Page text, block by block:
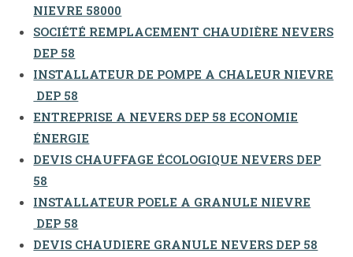
NIEVRE 58000
SOCIÉTÉ REMPLACEMENT CHAUDIÈRE NEVERS
DEP 58
INSTALLATEUR DE POMPE A CHALEUR NIEVRE
DEP 58
ENTREPRISE A NEVERS DEP 58 ECONOMIE
ÉNERGIE
DEVIS CHAUFFAGE ÉCOLOGIQUE NEVERS DEP
58
INSTALLATEUR POELE A GRANULE NIEVRE
DEP 58
DEVIS CHAUDIERE GRANULE NEVERS DEP 58